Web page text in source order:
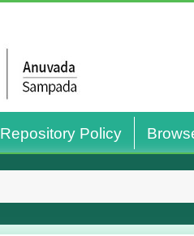
Repository Policy